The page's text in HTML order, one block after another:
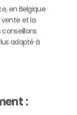
en Belgique
vente et la
conseillons
adapté à
: